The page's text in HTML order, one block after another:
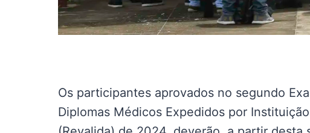
Os participantes aprovados no segundo
Diplomas Médicos Expedidos por